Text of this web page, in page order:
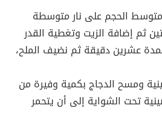
الحجم على نار متوسطة
ثم إضافة الزيت وتغطية القدر
عشرين دقيقة ثم نضيف الملح،
ومسح الدجاج بكمية وفيرة من
تحت الشواية إلى أن يتحمر